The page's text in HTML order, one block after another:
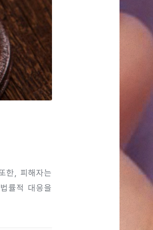
한, 피해자는
률적 대응을